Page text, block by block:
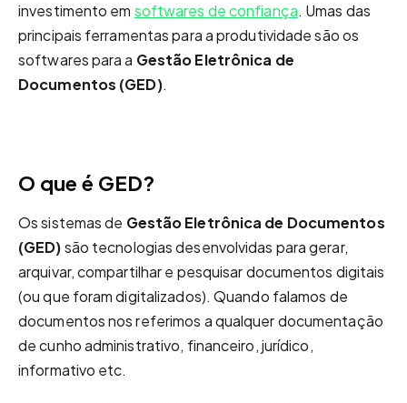
investimento em softwares de confiança. Umas das
principais ferramentas para a produtividade são os
softwares para a Gestão Eletrônica de
Documentos (GED).
O que é GED?
Os sistemas de Gestão Eletrônica de Documentos
(GED)são tecnologias desenvolvidas para gerar,
arquivar, compartilhar e pesquisar documentos digitais
(ou que foram digitalizados). Quando falamos de
documentos nos referimos a qualquer documentação
de cunho administrativo, financeiro, jurídico,
informativo etc.